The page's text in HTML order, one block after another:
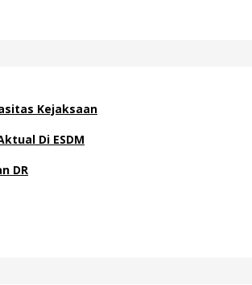
Kejaksaan
Di ESDM
DR